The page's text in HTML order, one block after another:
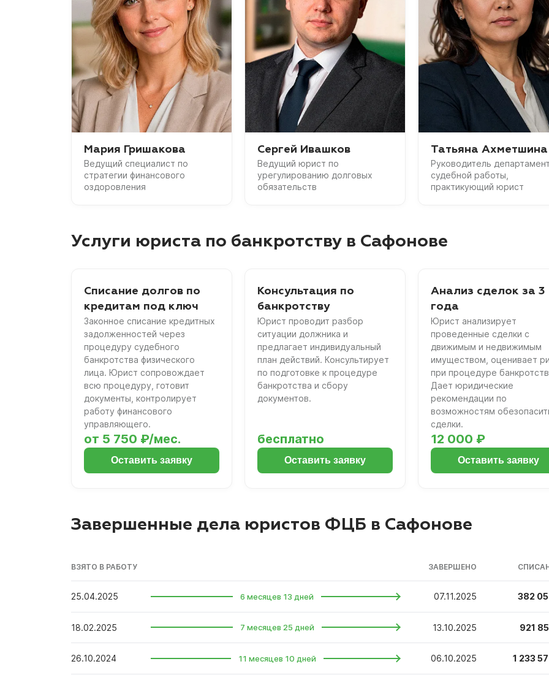
Мария Гришакова
Ведущий специалист по
стратегии финансового
оздоровления
Сергей Ивашков
Ведущий юрист по
урегулированию долговых
обязательств
Татьяна Ахметшина
Руководитель
судебной работы,
практикующий юрист
Услуги юриста по банкротству в Сафонове
Списание долгов по
кредитам под ключ
Законное списание кредитных
задолженностей через
процедуру судебного
банкротства физического
лица. Юрист сопровождает
всю процедуру, готовит
документы, контролирует
работу финансового
управляющего.
от 5 750 ₽/мес.
Оставить заявку
Консультация по
банкротству
Юрист проводит разбор
ситуации должника и
предлагает индивидуальный
план действий. Консультирует
по подготовке к процедуре
банкротства и сбору
документов.
бесплатно
Оставить заявку
Анализ сделок за 3
года
Юрист анализирует
проведенные сделки с
движимым и недвижимым
имуществом, оценивает
при процедуре
Дает юридические
рекомендации по
возможностям
сделки.
12 000 ₽
Оставить заявку
Завершенные дела юристов ФЦБ в Сафонове
ВЗЯТО В РАБОТУ ЗАВЕРШЕНО
25.04.2025 6 месяцев 13 дней 07.11.2025 382
18.02.2025 7 месяцев 25 дней 13.10.2025 921
26.10.2024 11 месяцев 10 дней 06.10.2025 1 233